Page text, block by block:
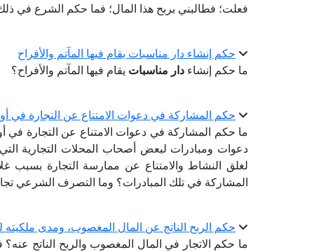
فعلت؛ فطالبني بربح هذا المال؛ فما حكم الشرع في
حكم إنشاء دار مناسبات يقام فيها المآتم والأفراح
ما حكم إنشاء دار مناسبات يقام فيها المآتم والأفراح؟
حكم المشاركة في دعوات الامتناع عن التجارة في
ما حكم المشاركة في دعوات الامتناع عن التجارة
دعوات ومبادرات لبعض أصحاب المحلات التجارية التي
لغلق النشاط والامتناع عن ممارسة التجارة بسبب
المشاركة في تلك المبادرات؟ وما التصرف الشرعي
حكم الربح الناتج عن المال المغصوب، ومدى
ما حكم الاتجار في المال المغصوب والربح الناتج